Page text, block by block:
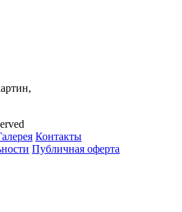
Контакты
Публичная оферта